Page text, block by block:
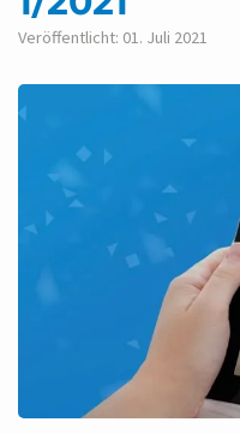
Veröffentlicht: 01. Juli 2021